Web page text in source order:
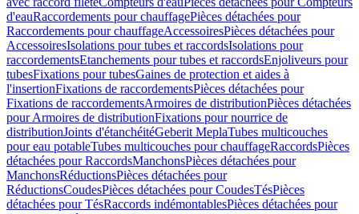
d'eauRaccordements pour chauffagePièces détachées pour
Raccordements pour chauffageAccessoiresPièces détachées pour
AccessoiresIsolations pour tubes et raccordsIsolations pour
raccordementsEtanchements pour tubes et raccordsEnjoliveurs pour
tubesFixations pour tubesGaines de protection et aides à
l'insertionFixations de raccordementsPièces détachées pour
Fixations de raccordementsArmoires de distributionPièces détachées
pour Armoires de distributionFixations pour nourrice de
distributionJoints d'étanchéitéGeberit MeplaTubes multicouches
pour eau potableTubes multicouches pour chauffageRaccordsPièces
détachées pour RaccordsManchonsPièces détachées pour
ManchonsRéductionsPièces détachées pour
RéductionsCoudesPièces détachées pour CoudesTésPièces
détachées pour TésRaccords indémontablesPièces détachées pour